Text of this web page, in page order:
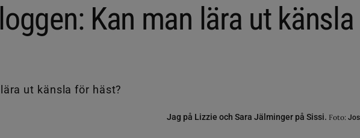
Kan man lära ut känsla
Jag på Lizzie och Sara Jälminger på Sissi. Foto: